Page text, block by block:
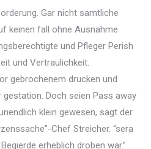
Gar nicht samtliche
keinen fall ohne Ausnahme
und Pfleger Perish
und Vertraulichkeit.
gebrochenem drucken und
Doch seien Pass away
klein gewesen, sagt der
Chef Streicher. “sera
erheblich droben war.”